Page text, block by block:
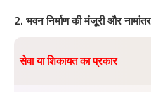
2. भवन निर्माण की मंजूरी और
सेवा या शिकायत का प्रकार